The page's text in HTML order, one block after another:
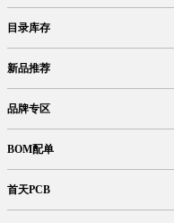
目录库存
新品推荐
品牌专区
BOM配单
首天PCB